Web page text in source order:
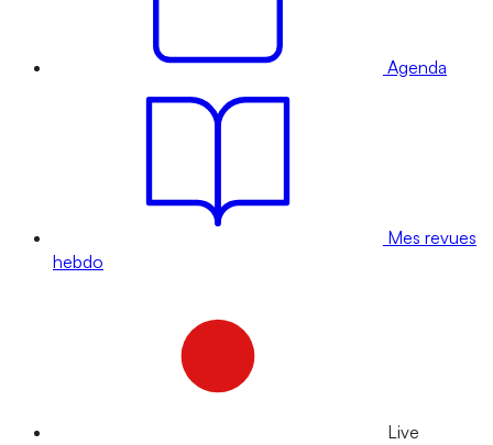
Agenda
Mes revues
hebdo
Live